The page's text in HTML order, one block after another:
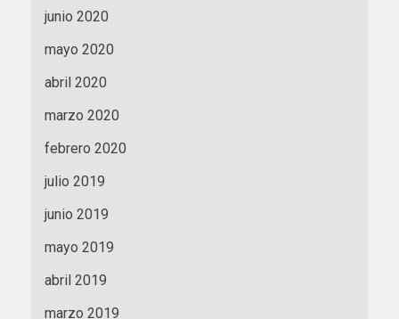
junio 2020
mayo 2020
abril 2020
marzo 2020
febrero 2020
julio 2019
junio 2019
mayo 2019
abril 2019
marzo 2019